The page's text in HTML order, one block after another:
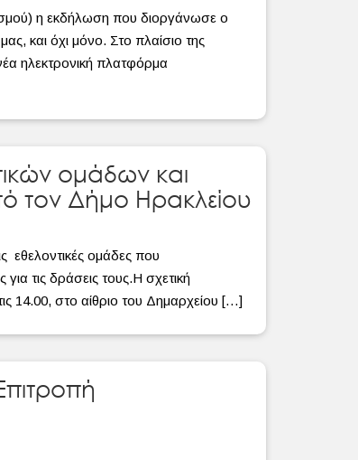
η εκδήλωση που διοργάνωσε ο
και όχι μόνο. Στο πλαίσιο της
ηλεκτρονική πλατφόρμα
ομάδων και
τον Δήμο Ηρακλείου
εθελοντικές ομάδες που
τις δράσεις τους.Η σχετική
14.00, στο αίθριο του Δημαρχείου […]